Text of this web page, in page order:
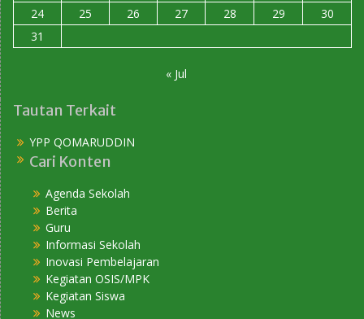
24
25 26 27 28 29
30
31
« Jul
Tautan Terkait
YPP QOMARUDDIN
Cari Konten
Agenda Sekolah
Berita
Guru
Informasi Sekolah
Inovasi Pembelajaran
Kegiatan OSIS/MPK
Kegiatan Siswa
News